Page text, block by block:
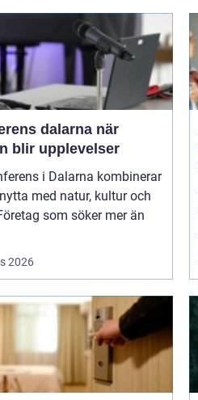
dalarna när
blir upplevelser
i Dalarna kombinerar
med natur, kultur och
som söker mer än
2026